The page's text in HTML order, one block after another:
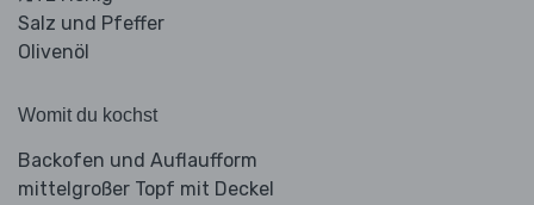
Salz und Pfeffer
Olivenöl
Womit du kochst
Backofen und Auflaufform
mittelgroßer Topf mit Deckel